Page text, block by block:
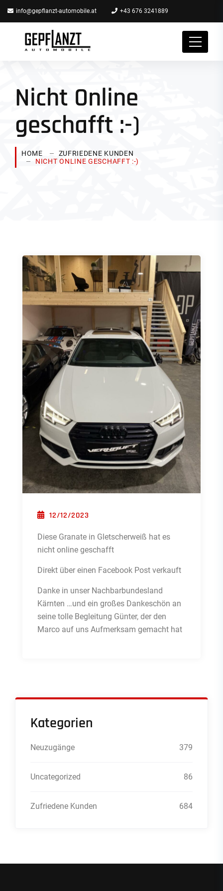
info@gepflanzt-automobile.at +43 676 3241889
Nicht Online
geschafft :-)
HOME
ZUFRIEDENE KUNDEN
NICHT ONLINE GESCHAFFT :-)
POSTED ON
12/12/2023
Diese Granate in Gletscherweiß hat es
nicht online geschafft
Direkt über einen Facebook Post verkauft
Danke in unser Nachbarbundesland
Kärnten …und ein großes Dankeschön an
seine tolle Begleitung Günter, der den
Marco auf uns Aufmerksam gemacht hat
Kategorien
Neuzugänge 379
Uncategorized 86
Zufriedene Kunden 684